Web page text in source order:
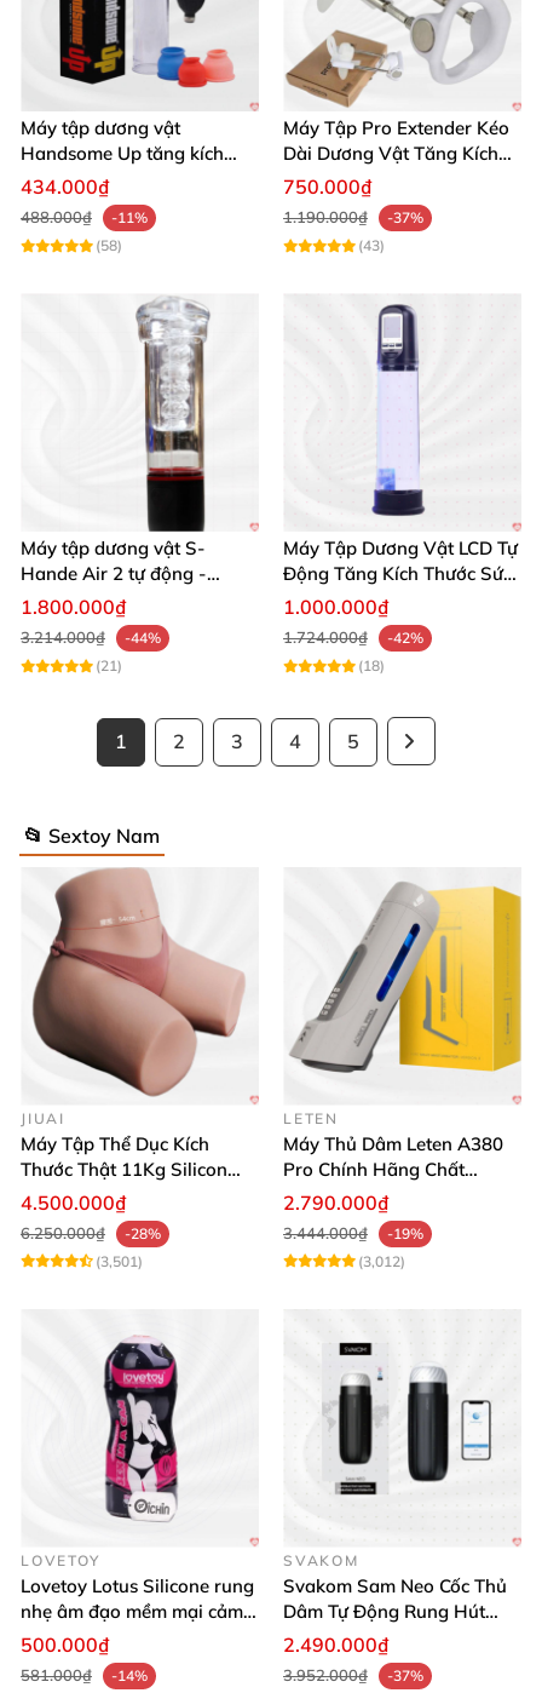
Máy tập dương vật
Handsome Up tăng kích
thước hiệu quả nhanh
434.000₫
488.000₫
-11%
(58)
Máy Tập Pro Extender Kéo
Dài Dương Vật Tăng Kích
Thước Hiệu Quả
750.000₫
1.190.000₫
-37%
(43)
Máy tập dương vật S-
Hande Air 2 tự động -
Rung, Hút, Tăng kích thước
1.800.000₫
3.214.000₫
-44%
(21)
Máy Tập Dương Vật LCD Tự
Động Tăng Kích Thước Sức
Bền
1.000.000₫
1.724.000₫
-42%
(18)
1 2 3 4 5
📂 Sextoy Nam
JIUAI
Máy Tập Thể Dục Kích
Thước Thật 11Kg Silicon
Cao Cấp Nhật Bản
4.500.000₫
6.250.000₫
-28%
(3,501)
LETEN
Máy Thủ Dâm Leten A380
Pro Chính Hãng Chất
Lượng Cao
2.790.000₫
3.444.000₫
-19%
(3,012)
LOVETOY
Lovetoy Lotus Silicone rung
nhẹ âm đạo mềm mại cảm
giác thật
500.000₫
581.000₫ -14%
SVAKOM
Svakom Sam Neo Cốc Thủ
Dâm Tự Động Rung Hút
App Điều Khiển Xa
2.490.000₫
3.952.000₫ -37%